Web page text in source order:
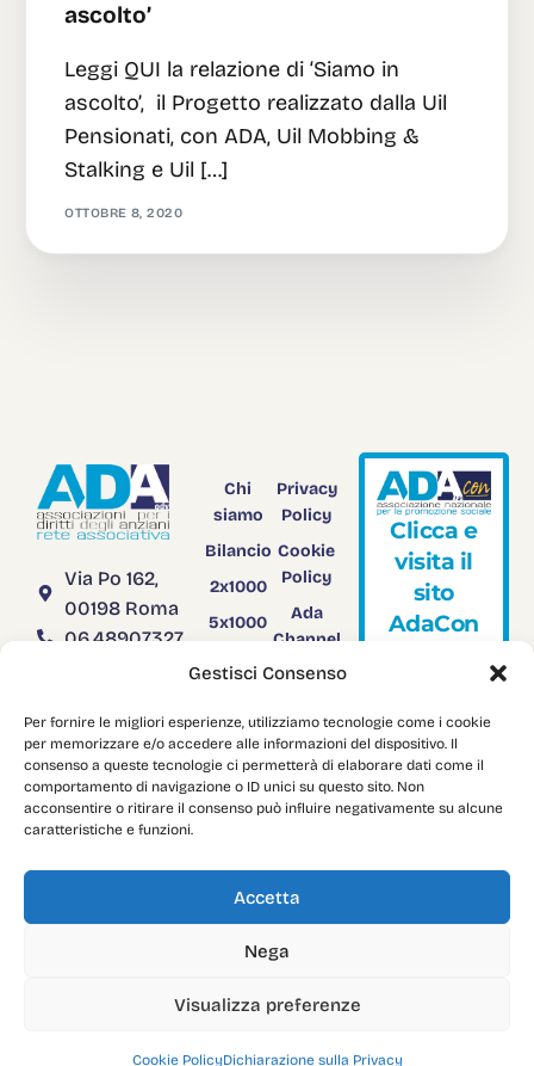
Gestisci Consenso
Per fornire le migliori esperienze, utilizziamo tecnologie come i cookie
per memorizzare e/o accedere alle informazioni del dispositivo. Il
consenso a queste tecnologie ci permetterà di elaborare dati come il
comportamento di navigazione o ID unici su questo sito. Non
acconsentire o ritirare il consenso può influire negativamente su alcune
caratteristiche e funzioni.
Accetta
Nega
Visualizza preferenze
Cookie PolicyDichiarazione sulla Privacy
ascolto’
Leggi QUI la relazione di ‘Siamo in
ascolto’, il Progetto realizzato dalla Uil
Pensionati, con ADA, Uil Mobbing &
Stalking e Uil […]
OTTOBRE 8, 2020
Via Po 162,
00198 Roma
06.48907327
segreteria@adanazionale.it
C.F.
03958751004
Chi
siamo
Bilancio
2x1000
5x1000
5x1000
Privacy
Policy
Cookie
Policy
Ada
Channel
TV
Download
Clicca e
visita il
sito
AdaCon
AdaNazionale